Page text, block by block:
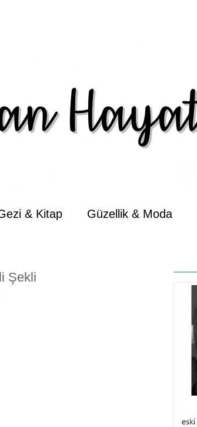
& Kitap Güzellik & Moda
Şekli